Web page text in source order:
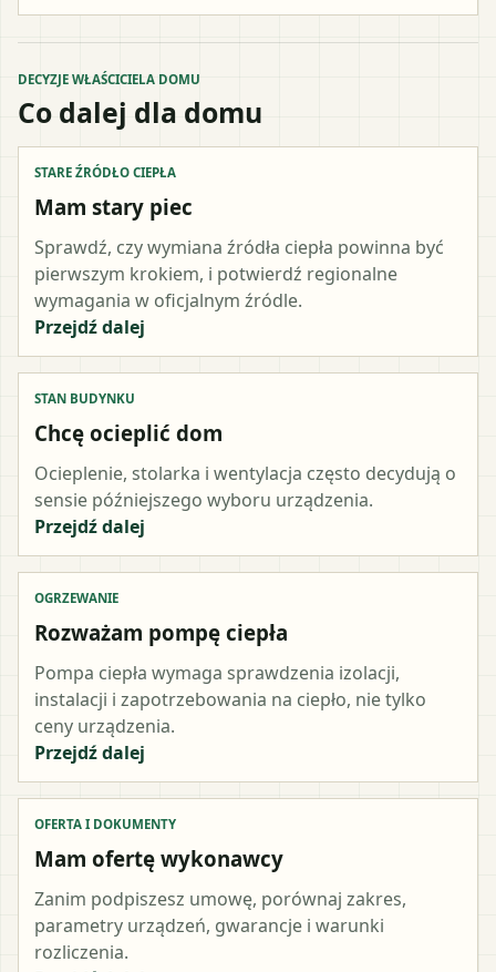
DECYZJE WŁAŚCICIELA DOMU
Co dalej dla domu
STARE ŹRÓDŁO CIEPŁA
Mam stary piec
Sprawdź, czy wymiana źródła ciepła powinna być
pierwszym krokiem, i potwierdź regionalne
wymagania w oficjalnym źródle.
Przejdź dalej
STAN BUDYNKU
Chcę ocieplić dom
Ocieplenie, stolarka i wentylacja często decydują o
sensie późniejszego wyboru urządzenia.
Przejdź dalej
OGRZEWANIE
Rozważam pompę ciepła
Pompa ciepła wymaga sprawdzenia izolacji,
instalacji i zapotrzebowania na ciepło, nie tylko
ceny urządzenia.
Przejdź dalej
OFERTA I DOKUMENTY
Mam ofertę wykonawcy
Zanim podpiszesz umowę, porównaj zakres,
parametry urządzeń, gwarancje i warunki
rozliczenia.